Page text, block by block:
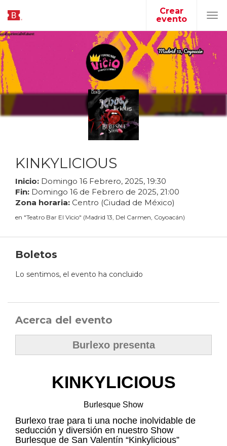
Crear
evento
KINKYLICIOUS
Inicio: Domingo 16 Febrero, 2025, 19:30
Fin: Domingo 16 de Febrero de 2025, 21:00
Zona horaria: Centro (Ciudad de México)
en "Teatro Bar El Vicio" (Madrid 13, Del Carmen, Coyoacán)
Boletos
Lo sentimos, el evento ha concluido
Acerca del evento
Burlexo presenta
KINKYLICIOUS
Burlesque Show
Burlexo trae para ti una noche inolvidable de
seducción y diversión en nuestro Show
Burlesque de San Valentín “Kinkylicious”